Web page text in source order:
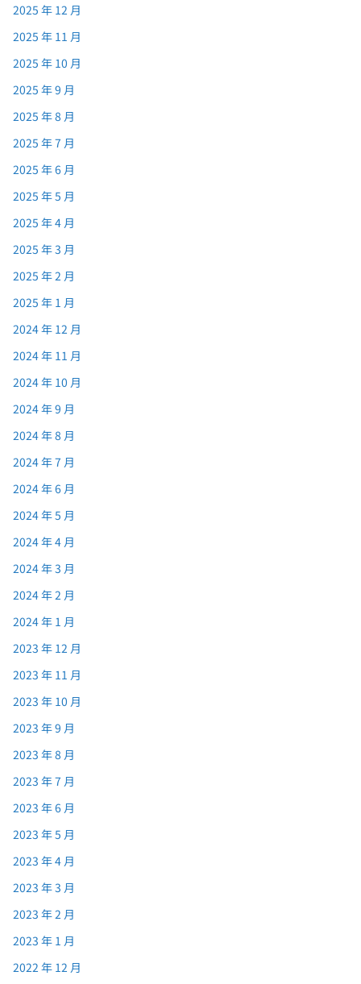
2025 年 12 月
2025 年 11 月
2025 年 10 月
2025 年 9 月
2025 年 8 月
2025 年 7 月
2025 年 6 月
2025 年 5 月
2025 年 4 月
2025 年 3 月
2025 年 2 月
2025 年 1 月
2024 年 12 月
2024 年 11 月
2024 年 10 月
2024 年 9 月
2024 年 8 月
2024 年 7 月
2024 年 6 月
2024 年 5 月
2024 年 4 月
2024 年 3 月
2024 年 2 月
2024 年 1 月
2023 年 12 月
2023 年 11 月
2023 年 10 月
2023 年 9 月
2023 年 8 月
2023 年 7 月
2023 年 6 月
2023 年 5 月
2023 年 4 月
2023 年 3 月
2023 年 2 月
2023 年 1 月
2022 年 12 月